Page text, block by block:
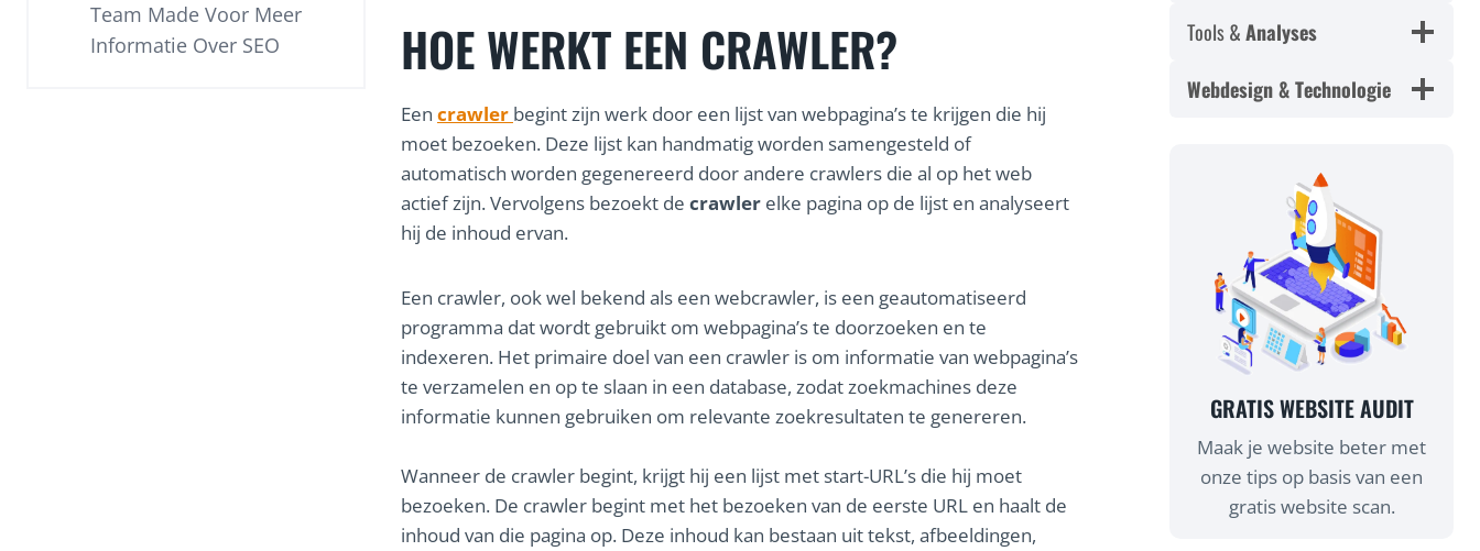
Team Made Voor Meer
Informatie Over SEO
HOE WERKT EEN CRAWLER?
Een crawler begint zijn werk door een lijst van webpagina’s te krijgen die hij
moet bezoeken. Deze lijst kan handmatig worden samengesteld of
automatisch worden gegenereerd door andere crawlers die al op het web
actief zijn. Vervolgens bezoekt de crawler elke pagina op de lijst en analyseert
hij de inhoud ervan.
Een crawler, ook wel bekend als een webcrawler, is een geautomatiseerd
programma dat wordt gebruikt om webpagina’s te doorzoeken en te
indexeren. Het primaire doel van een crawler is om informatie van webpagina’s
te verzamelen en op te slaan in een database, zodat zoekmachines deze
informatie kunnen gebruiken om relevante zoekresultaten te genereren.
Wanneer de crawler begint, krijgt hij een lijst met start-URL’s die hij moet
bezoeken. De crawler begint met het bezoeken van de eerste URL en haalt de
inhoud van die pagina op. Deze inhoud kan bestaan uit tekst, afbeeldingen,
Tools &Analyses
Webdesign & Technologie
GRATIS WEBSITE AUDIT
Maak je website beter met
onze tips op basis van een
gratis website scan.